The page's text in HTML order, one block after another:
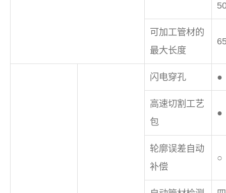
可加工管材的
最大长度
闪电穿孔 ●
高速切割工艺
包
●
轮廓误差自动
补偿
○